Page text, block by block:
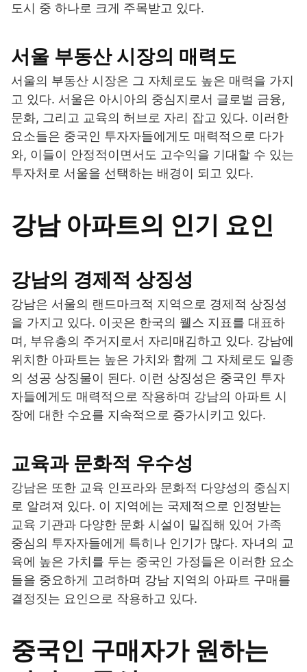
도시 중 하나로 크게 주목받고 있다.
서울 부동산 시장의 매력도
서울의 부동산 시장은 그 자체로도 높은 매력을 가지
고 있다. 서울은 아시아의 중심지로서 글로벌 금융,
문화, 그리고 교육의 허브로 자리 잡고 있다. 이러한
요소들은 중국인 투자자들에게도 매력적으로 다가
와, 이들이 안정적이면서도 고수익을 기대할 수 있는
투자처로 서울을 선택하는 배경이 되고 있다.
강남 아파트의 인기 요인
강남의 경제적 상징성
강남은 서울의 랜드마크적 지역으로 경제적 상징성
을 가지고 있다. 이곳은 한국의 웰스 지표를 대표하
며, 부유층의 주거지로서 자리매김하고 있다. 강남에
위치한 아파트는 높은 가치와 함께 그 자체로도 일종
의 성공 상징물이 된다. 이런 상징성은 중국인 투자
자들에게도 매력적으로 작용하며 강남의 아파트 시
장에 대한 수요를 지속적으로 증가시키고 있다.
교육과 문화적 우수성
강남은 또한 교육 인프라와 문화적 다양성의 중심지
로 알려져 있다. 이 지역에는 국제적으로 인정받는
교육 기관과 다양한 문화 시설이 밀집해 있어 가족
중심의 투자자들에게 특히나 인기가 많다. 자녀의 교
육에 높은 가치를 두는 중국인 가정들은 이러한 요소
들을 중요하게 고려하며 강남 지역의 아파트 구매를
결정짓는 요인으로 작용하고 있다.
중국인 구매자가 원하는